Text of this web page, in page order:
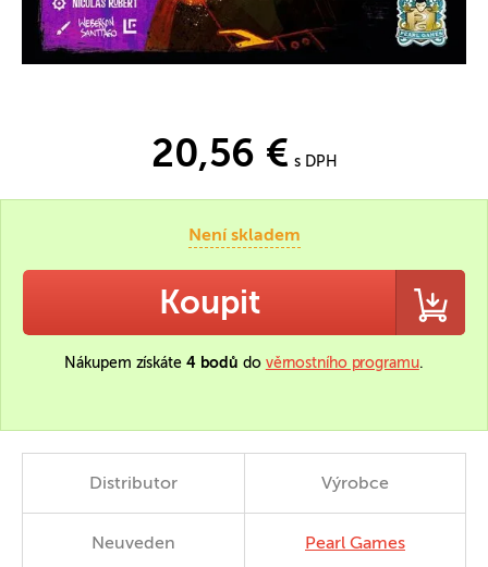
20,56 € s DPH
Není skladem
Koupit
Nákupem získáte 4 bodů do věrnostního programu.
Distributor Výrobce
Neuveden Pearl Games